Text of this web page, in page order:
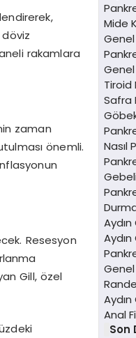
rakamlara
zaman
önemli.
Resesyon
Gill, özel
Mide
Tiroid
Safra
Nasıl
Genel
Anal
Son